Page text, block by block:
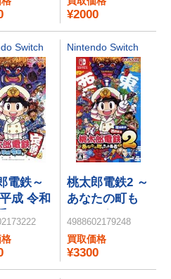
¥2000
Switch
電鉄～
成 令和
！～
Nintendo Switch
桃太郎電鉄2 ～
あなたの町も
きっとある～
東日本編＋西
日本編
4988602179248
買取価格
¥3300